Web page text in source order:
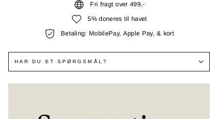
Fri fragt over 499,-
5% doneres til havet
Betaling: MobilePay, Apple Pay, & kort
HAR DU ET SPØRGSMÅL?